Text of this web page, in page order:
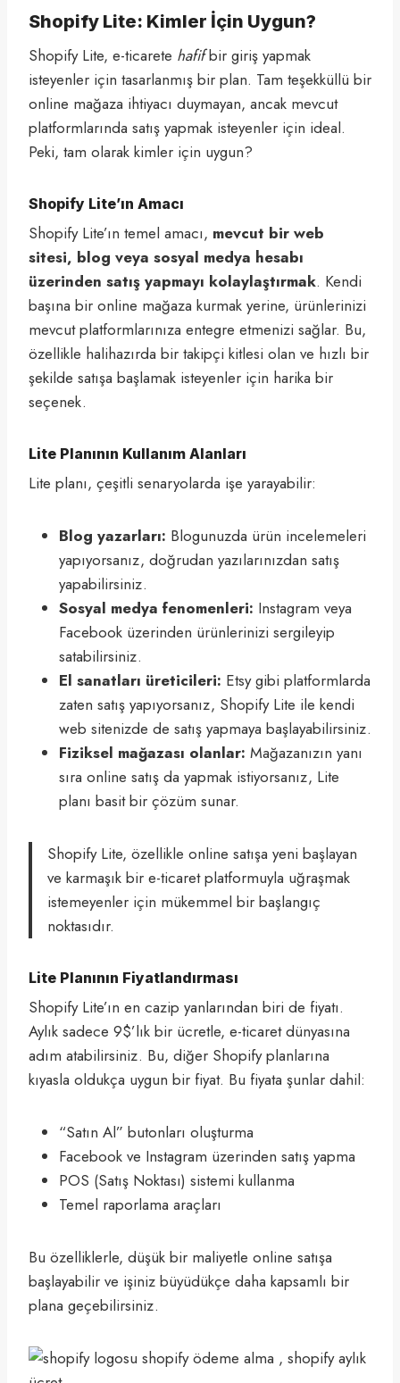
Shopify Lite: Kimler İçin Uygun?
Shopify Lite, e-ticarete hafifbir giriş yapmak
isteyenler için tasarlanmış bir plan. Tam teşekküllü bir
online mağaza ihtiyacı duymayan, ancak mevcut
platformlarında satış yapmak isteyenler için ideal.
Peki, tam olarak kimler için uygun?
Shopify Lite’ın Amacı
Shopify Lite’ın temel amacı, mevcut bir web
sitesi, blog veya sosyal medya hesabı
üzerinden satış yapmayı kolaylaştırmak. Kendi
başına bir online mağaza kurmak yerine, ürünlerinizi
mevcut platformlarınıza entegre etmenizi sağlar. Bu,
özellikle halihazırda bir takipçi kitlesi olan ve hızlı bir
şekilde satışa başlamak isteyenler için harika bir
seçenek.
Lite Planının Kullanım Alanları
Lite planı, çeşitli senaryolarda işe yarayabilir:
Blog yazarları: Blogunuzda ürün incelemeleri
yapıyorsanız, doğrudan yazılarınızdan satış
yapabilirsiniz.
Sosyal medya fenomenleri: Instagram veya
Facebook üzerinden ürünlerinizi sergileyip
satabilirsiniz.
El sanatları üreticileri: Etsy gibi platformlarda
zaten satış yapıyorsanız, Shopify Lite ile kendi
web sitenizde de satış yapmaya başlayabilirsiniz.
Fiziksel mağazası olanlar: Mağazanızın yanı
sıra online satış da yapmak istiyorsanız, Lite
planı basit bir çözüm sunar.
Shopify Lite, özellikle online satışa yeni başlayan
ve karmaşık bir e-ticaret platformuyla uğraşmak
istemeyenler için mükemmel bir başlangıç
noktasıdır.
Lite Planının Fiyatlandırması
Shopify Lite’ın en cazip yanlarından biri de fiyatı.
Aylık sadece 9$’lık bir ücretle, e-ticaret dünyasına
adım atabilirsiniz. Bu, diğer Shopify planlarına
kıyasla oldukça uygun bir fiyat. Bu fiyata şunlar dahil:
“Satın Al” butonları oluşturma
Facebook ve Instagram üzerinden satış yapma
POS (Satış Noktası) sistemi kullanma
Temel raporlama araçları
Bu özelliklerle, düşük bir maliyetle online satışa
başlayabilir ve işiniz büyüdükçe daha kapsamlı bir
plana geçebilirsiniz.